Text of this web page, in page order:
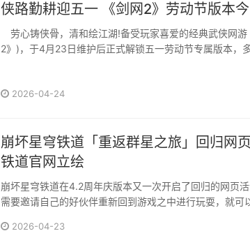
侠路勤耕迎五一 《剑网2》劳动节版本
劳心铸侠骨，清和绘江湖!备受玩家喜爱的经典武侠网
2》)，于4月23日维护后正式解锁五一劳动节专属版本，
2026-04-24
崩坏星穹铁道「重返群星之旅」回归网
铁道官网立绘
崩坏星穹铁道在4.2周年庆版本又一次开启了回归的网页
需要邀请自己的好伙伴重新回到游戏之中进行玩耍，就可
2026-04-23